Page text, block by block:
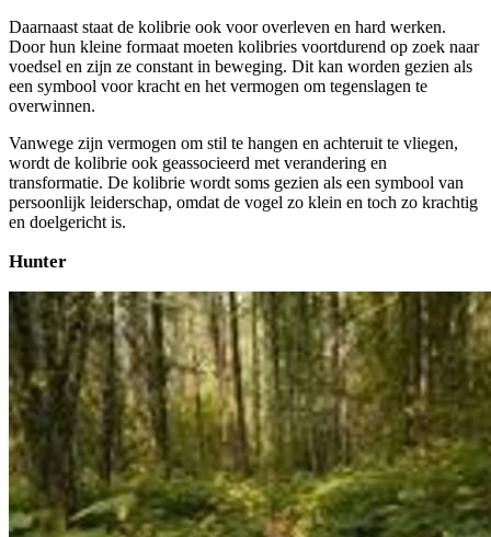
Daarnaast staat de kolibrie ook voor overleven en hard werken.
Door hun kleine formaat moeten kolibries voortdurend op zoek naar
voedsel en zijn ze constant in beweging. Dit kan worden gezien als
een symbool voor kracht en het vermogen om tegenslagen te
overwinnen.
Vanwege zijn vermogen om stil te hangen en achteruit te vliegen,
wordt de kolibrie ook geassocieerd met verandering en
transformatie. De kolibrie wordt soms gezien als een symbool van
persoonlijk leiderschap, omdat de vogel zo klein en toch zo krachtig
en doelgericht is.
Hunter